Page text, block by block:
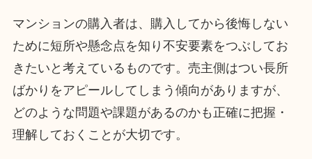
マンションの購入者は、購入してから後悔しない
ために短所や懸念点を知り不安要素をつぶしてお
きたいと考えているものです。売主側はつい長所
ばかりをアピールしてしまう傾向がありますが、
どのような問題や課題があるのかも正確に把握・
理解しておくことが大切です。